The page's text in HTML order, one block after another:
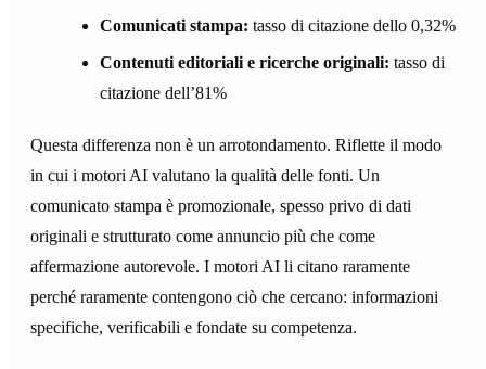
Comunicati stampa: tasso di citazione dello 0,32%
Contenuti editoriali e ricerche originali: tasso di
citazione dell’81%
Questa differenza non è un arrotondamento. Riflette il modo
in cui i motori AI valutano la qualità delle fonti. Un
comunicato stampa è promozionale, spesso privo di dati
originali e strutturato come annuncio più che come
affermazione autorevole. I motori AI li citano raramente
perché raramente contengono ciò che cercano: informazioni
specifiche, verificabili e fondate su competenza.